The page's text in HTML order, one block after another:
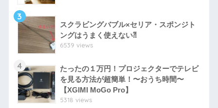
3
スクラビングバブル×セリア・スポンジト
ングはうまく使えない⁈
6539 views
4
たったの１万円！プロジェクターでテレビ
を見る方法が超簡単！〜おうち時間〜
【XGIMI MoGo Pro】
5318 views